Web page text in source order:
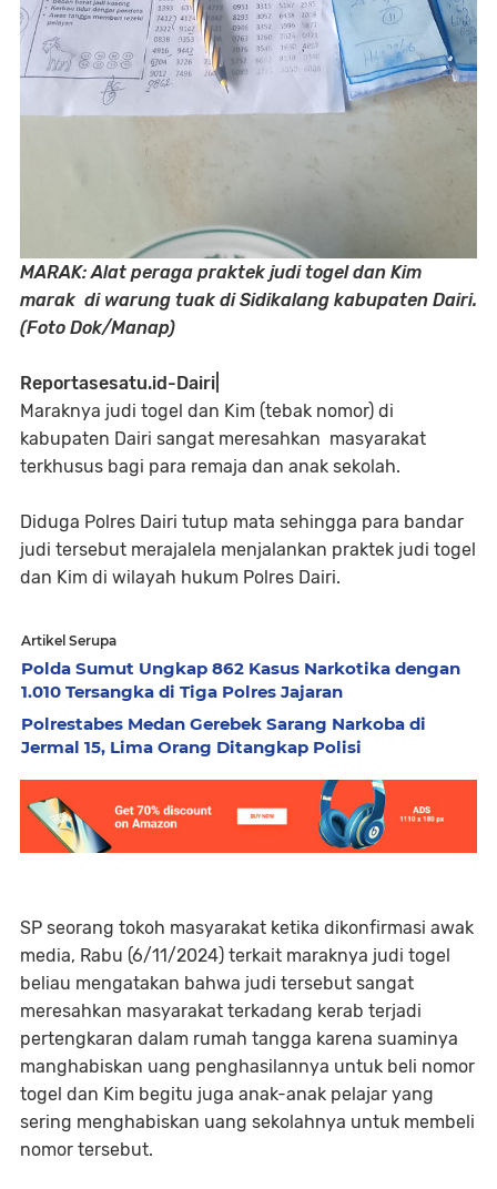
MARAK: Alat peraga praktek judi togel dan Kim
marak di warung tuak di Sidikalang kabupaten Dairi.
(Foto Dok/Manap)
Reportasesatu.id-Dairi|
Maraknya judi togel dan Kim (tebak nomor) di
kabupaten Dairi sangat meresahkan masyarakat
terkhusus bagi para remaja dan anak sekolah.
Diduga Polres Dairi tutup mata sehingga para bandar
judi tersebut merajalela menjalankan praktek judi togel
dan Kim di wilayah hukum Polres Dairi.
Artikel Serupa
Polda Sumut Ungkap 862 Kasus Narkotika dengan
1.010 Tersangka di Tiga Polres Jajaran
Polrestabes Medan Gerebek Sarang Narkoba di
Jermal 15, Lima Orang Ditangkap Polisi
SP seorang tokoh masyarakat ketika dikonfirmasi awak
media, Rabu (6/11/2024) terkait maraknya judi togel
beliau mengatakan bahwa judi tersebut sangat
meresahkan masyarakat terkadang kerab terjadi
pertengkaran dalam rumah tangga karena suaminya
manghabiskan uang penghasilannya untuk beli nomor
togel dan Kim begitu juga anak-anak pelajar yang
sering menghabiskan uang sekolahnya untuk membeli
nomor tersebut.